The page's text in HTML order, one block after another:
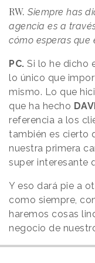
RW. Siempre has
agencia es a
cómo esperas que
PC. Si lo he dicho
lo único que
mismo. Lo que
que ha hecho
referencia a los
también es cierto
nuestra primera
super interesante
Y eso dará pie a
como siempre,
haremos cosas
negocio de